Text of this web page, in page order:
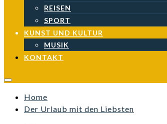
REISEN
SPORT
KUNST UND KULTUR
MUSIK
KONTAKT
Home
Der Urlaub mit den Liebsten